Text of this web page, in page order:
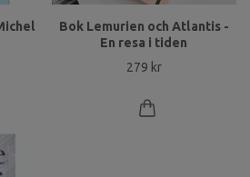
Bok Lemurien och Atlantis -
En resa i tiden
279 kr